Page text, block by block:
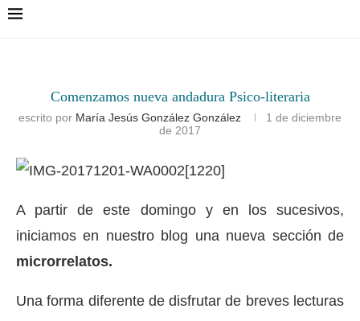
Comenzamos nueva andadura Psico-literaria
escrito por María Jesús González González
1 de diciembre
de 2017
A partir de este domingo y en los sucesivos,
iniciamos en nuestro blog una nueva sección de
microrrelatos.
Una forma diferente de disfrutar de breves lecturas